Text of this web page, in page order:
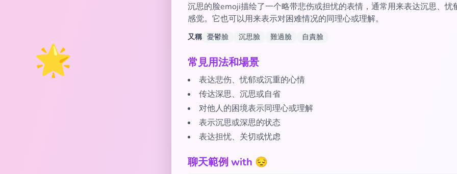
🌟
沉思的脸emoji描绘了一个略带悲伤或担忧的表情，通常用来表达沉思、忧
感觉。它也可以用来表示对困难情况的同理心或理解。
又稱 憂鬱臉 沉思臉 難過臉 自責臉
常見用法和場景
表达悲伤、忧郁或沉重的心情
传达深思、沉思或自省
对他人的困境表示同理心或理解
表示沉思或深思的状态
表达担忧、关切或忧虑
聊天範例 with 😔